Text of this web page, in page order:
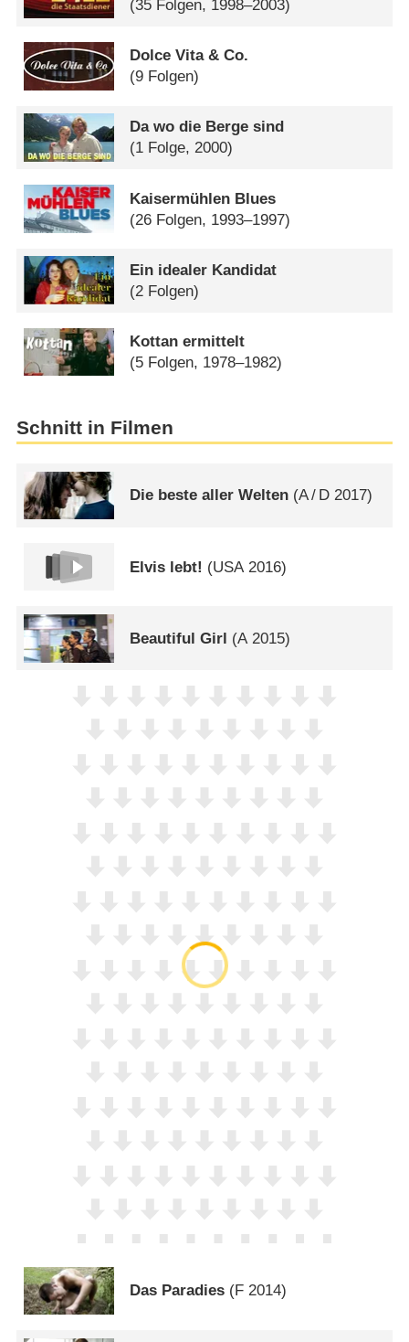
(35 Folgen, 1998–2003)
Dolce Vita & Co.
(9 Folgen)
Da wo die Berge sind
(1 Folge, 2000)
Kaisermühlen Blues
(26 Folgen, 1993–1997)
Ein idealer Kandidat
(2 Folgen)
Kottan ermittelt
(5 Folgen, 1978–1982)
Schnitt in Filmen
Die beste aller Welten (A/ D 2017)
Elvis lebt! (USA 2016)
Beautiful Girl (A 2015)
Das Paradies (F 2014)